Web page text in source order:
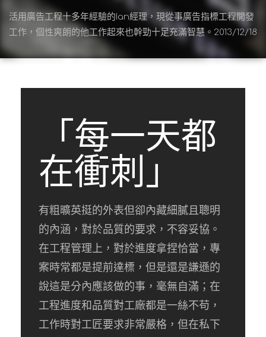
活用廣告工程十多年經驗的Ian經理，現從事廣告指標工程開發
工作，個性爽朗的他工作起來也幹勁十足充滿智慧。2013/12/18
「每一天都
在衝刺」
有粗曠英挺的外表但卻內藏細膩且聰明
的內涵，對於品質的要求，不容妥協。
在工程管理上，對於進度拿捏恰當，專
案時常都是提前達標，但是還是謙遜的
說這是分內應該做的事，毫無自滿；在
工程進度和品質對工廠都是一絲不苟，
工作時對工匠要求非常嚴格，但在私下